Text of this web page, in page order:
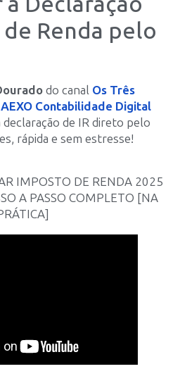
Renda pelo
do canal Os Três
AEXO Contabilidade Digital
de IR direto pelo
rápida e sem estresse!
IMPOSTO DE RENDA 2025
A PASSO COMPLETO [NA